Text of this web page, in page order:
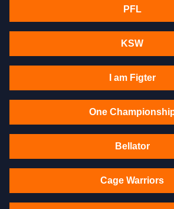
PFL
KSW
I am Figter
One
Bellator
Cage Warriors